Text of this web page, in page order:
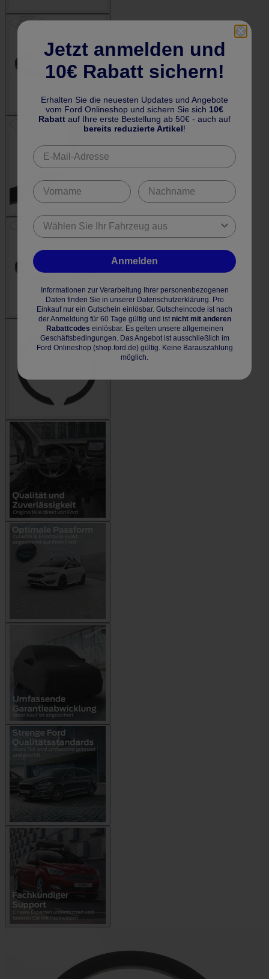
Jetzt anmelden und
10€ Rabatt sichern!
Erhalten Sie die neuesten Updates und Angebote
vom Ford Onlineshop und sichern Sie sich 10€
Rabatt auf Ihre erste Bestellung ab 50€ - auch auf
bereits reduzierte Artikel!
Anmelden
Informationen zur Verarbeitung Ihrer personenbezogenen
Daten finden Sie in unserer Datenschutzerklärung. Pro
Einkauf nur ein Gutschein einlösbar. Gutscheincode ist nach
der Anmeldung für 60 Tage gültig und ist nicht mit anderen
Rabattcodes einlösbar. Es gelten unsere allgemeinen
Geschäftsbedingungen. Das Angebot ist ausschließlich im
Ford Onlineshop (shop.ford.de) gültig. Keine Barauszahlung
möglich.